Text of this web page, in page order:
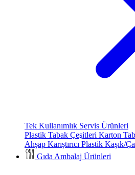
Tek Kullanımlık Servis Ürünleri
Plastik Tabak Çeşitleri Karton
Ahşap Karıştırıcı Plastik Kaşık/
Gıda Ambalaj Ürünleri